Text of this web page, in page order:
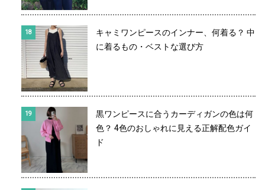
キャミワンピースのインナー、何着る？ 中
に着るもの・ベストな選び方
黒ワンピースに合うカーディガンの色は何
色？ 4色のおしゃれに見える正解配色ガイ
ド